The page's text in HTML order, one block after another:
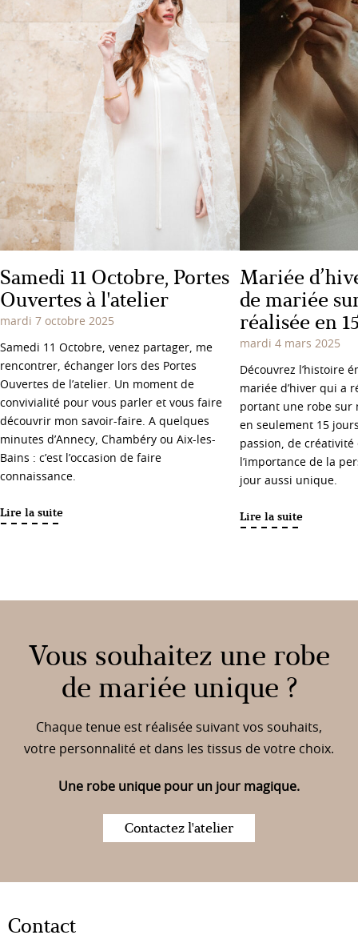
Samedi 11 Octobre, Portes
Ouvertes à l'atelier
mardi 7 octobre 2025
Samedi 11 Octobre, venez partager, me
rencontrer, échanger lors des Portes
Ouvertes de l’atelier. Un moment de
convivialité pour vous parler et vous faire
découvrir mon savoir-faire. A quelques
minutes d’Annecy, Chambéry ou Aix-les-
Bains : c’est l’occasion de faire
connaissance.
Lire la suite
Mariée
de mariée
réalisée en
mardi 4 mars 2025
Découvrez l’histoire
mariée d’hiver qui a
portant une robe sur
en seulement 15
passion, de créativité
l’importance de la
jour aussi unique.
Lire la suite
Vous souhaitez une robe
de mariée unique ?
Chaque tenue est réalisée suivant vos souhaits,
votre personnalité et dans les tissus de votre choix.
Une robe unique pour un jour magique.
Contactez l'atelier
Contact